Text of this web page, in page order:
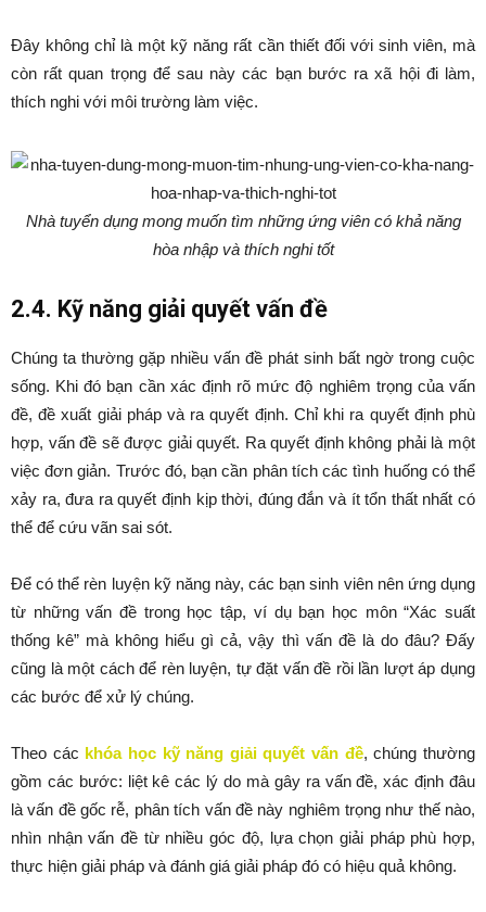
Đây không chỉ là một kỹ năng rất cần thiết đối với sinh viên, mà
còn rất quan trọng để sau này các bạn bước ra xã hội đi làm,
thích nghi với môi trường làm việc.
Nhà tuyển dụng mong muốn tìm những ứng viên có khả năng
hòa nhập và thích nghi tốt
2.4. Kỹ năng giải quyết vấn đề
Chúng ta thường gặp nhiều vấn đề phát sinh bất ngờ trong cuộc
sống. Khi đó bạn cần xác định rõ mức độ nghiêm trọng của vấn
đề, đề xuất giải pháp và ra quyết định. Chỉ khi ra quyết định phù
hợp, vấn đề sẽ được giải quyết. Ra quyết định không phải là một
việc đơn giản. Trước đó, bạn cần phân tích các tình huống có thể
xảy ra, đưa ra quyết định kịp thời, đúng đắn và ít tổn thất nhất có
thể để cứu vãn sai sót.
Để có thể rèn luyện kỹ năng này, các bạn sinh viên nên ứng dụng
từ những vấn đề trong học tập, ví dụ bạn học môn “Xác suất
thống kê” mà không hiểu gì cả, vậy thì vấn đề là do đâu? Đấy
cũng là một cách để rèn luyện, tự đặt vấn đề rồi lần lượt áp dụng
các bước để xử lý chúng.
Theo các khóa học kỹ năng giải quyết vấn đề, chúng thường
gồm các bước: liệt kê các lý do mà gây ra vấn đề, xác định đâu
là vấn đề gốc rễ, phân tích vấn đề này nghiêm trọng như thế nào,
nhìn nhận vấn đề từ nhiều góc độ, lựa chọn giải pháp phù hợp,
thực hiện giải pháp và đánh giá giải pháp đó có hiệu quả không.